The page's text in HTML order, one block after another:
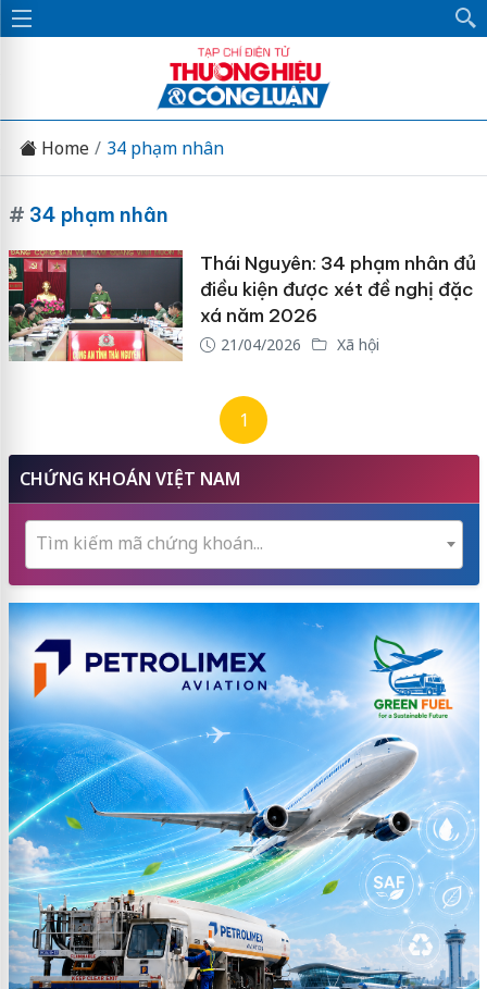
Home 34 phạm nhân
# 34 phạm nhân
Thái Nguyên: 34 phạm nhân đủ
điều kiện được xét đề nghị đặc
xá năm 2026
21/04/2026 Xã hội
1
CHỨNG KHOÁN VIỆT NAM
Tìm kiếm mã chứng khoán...